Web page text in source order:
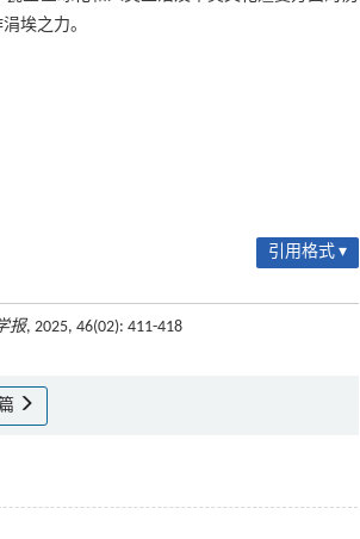
埃之力。
引用格式 ▾
报, 2025, 46(02): 411-418